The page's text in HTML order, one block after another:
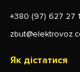
+380 (97) 627 27
Як дістатися